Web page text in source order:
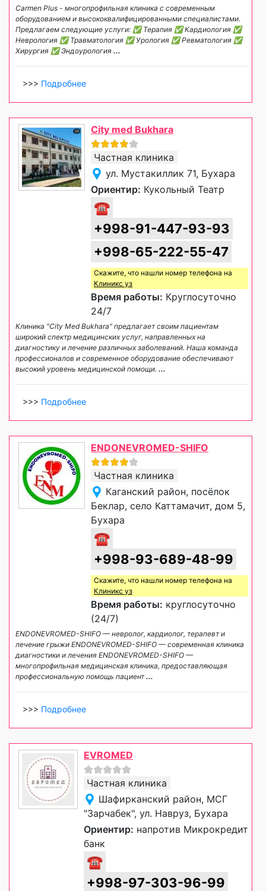
Carmen Plus - многопрофильная клиника с современным
оборудованием и высококвалифицированными специалистами.
Предлагаем следующие услуги: ✅ Терапия ✅ Кардиология ✅
Неврология ✅ Травматология ✅ Урология ✅ Ревматология ✅
Хирургия ✅ Эндоурология ...
>>> Подробнее
City med Bukhara
Частная клиника
ул. Мустакиллик 71, Бухара
Ориентир: Кукольный Театр
☎
+998-91-447-93-93
+998-65-222-55-47
Скажите, что нашли номер телефона на
Клиникс уз
Время работы: Круглосуточно
24/7
Клиника "City Med Bukhara" предлагает своим пациентам
широкий спектр медицинских услуг, направленных на
диагностику и лечение различных заболеваний. Наша команда
профессионалов и современное оборудование обеспечивают
высокий уровень медицинской помощи. ...
>>> Подробнее
ENDONEVROMED-SHIFO
Частная клиника
Каганский район, посёлок
Беклар, село Каттамачит, дом 5,
Бухара
☎
+998-93-689-48-99
Скажите, что нашли номер телефона на
Клиникс уз
Время работы: круглосуточно
(24/7)
ENDONEVROMED-SHIFO — невролог, кардиолог, терапевт и
лечение грыжи ENDONEVROMED-SHIFO — современная клиника
диагностики и лечения ENDONEVROMED-SHIFO —
многопрофильная медицинская клиника, предоставляющая
профессиональную помощь пациент...
>>> Подробнее
EVROMED
Частная клиника
Шафирканский район, МСГ
"Зарчабек", ул. Навруз, Бухара
Ориентир: напротив Микрокредит
банк
☎
+998-97-303-96-99